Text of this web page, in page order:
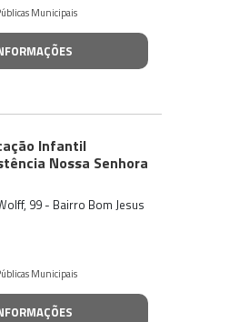
Municipais
Infantil
Nossa Senhora
99 - Bairro Bom Jesus
Municipais